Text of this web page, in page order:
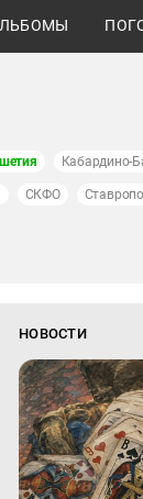
Кабардино-
СКФО
НОВОСТИ